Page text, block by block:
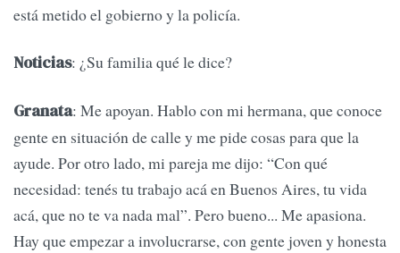
está metido el gobierno y la policía.
Noticias: ¿Su familia qué le dice?
Granata: Me apoyan. Hablo con mi hermana, que conoce
gente en situación de calle y me pide cosas para que la
ayude. Por otro lado, mi pareja me dijo: “Con qué
necesidad: tenés tu trabajo acá en Buenos Aires, tu vida
acá, que no te va nada mal”. Pero bueno... Me apasiona.
Hay que empezar a involucrarse, con gente joven y honesta